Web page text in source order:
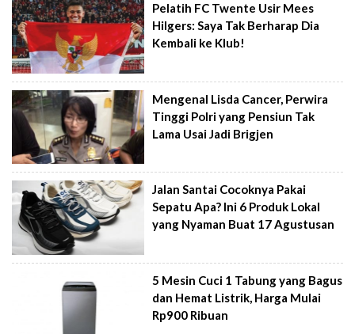
Pelatih FC Twente Usir Mees
Hilgers: Saya Tak Berharap Dia
Kembali ke Klub!
Mengenal Lisda Cancer, Perwira
Tinggi Polri yang Pensiun Tak
Lama Usai Jadi Brigjen
Jalan Santai Cocoknya Pakai
Sepatu Apa? Ini 6 Produk Lokal
yang Nyaman Buat 17 Agustusan
5 Mesin Cuci 1 Tabung yang Bagus
dan Hemat Listrik, Harga Mulai
Rp900 Ribuan